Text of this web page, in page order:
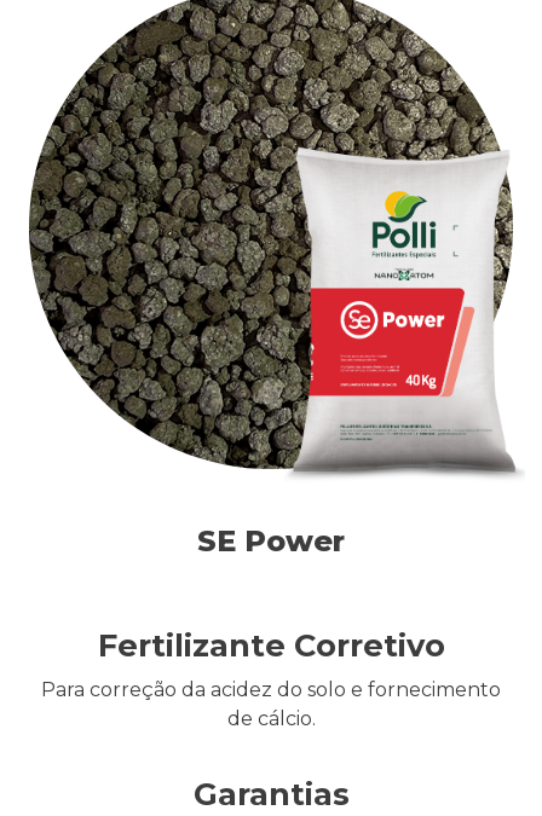
Contato
Blog
SE Power
Fertilizante Corretivo
Para correção da acidez do solo e fornecimento
de cálcio.
Garantias